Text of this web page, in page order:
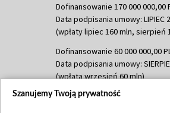
Dofinansowanie 170 000 000,00
Data podpisania umowy: LIPIEC
(wpłaty lipiec 160 mln, sierpień
Dofinansowanie 60 000 000,00
Data podpisania umowy:
(wpłata wrzesień 60 mln)
Dofinansowanie 635 783 051,21
Szanujemy Twoją prywatność